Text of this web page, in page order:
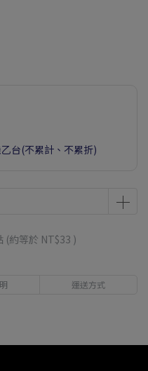
台(不累計、不累折)
(約等於 NT$33 )
運送方式